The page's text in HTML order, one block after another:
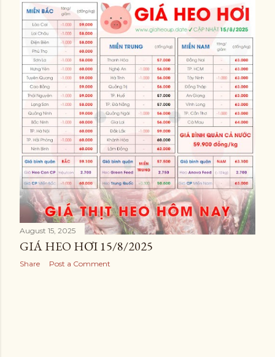
August 15, 2025
GIÁ HEO HƠI 15/8/2025
Share Post a Comment